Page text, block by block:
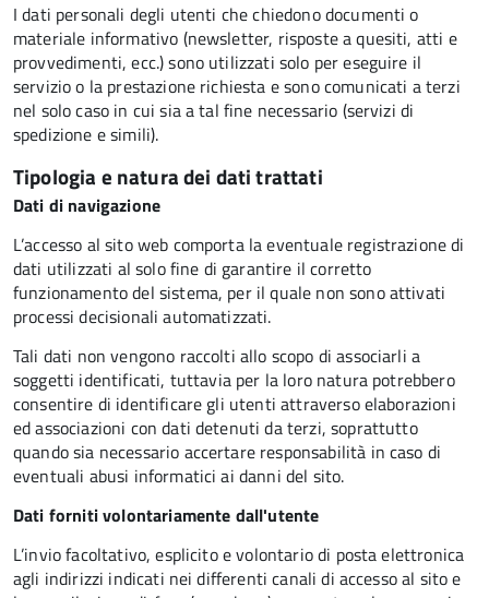
I dati personali degli utenti che chiedono documenti o
materiale informativo (newsletter, risposte a quesiti, atti e
provvedimenti, ecc.) sono utilizzati solo per eseguire il
servizio o la prestazione richiesta e sono comunicati a terzi
nel solo caso in cui sia a tal fine necessario (servizi di
spedizione e simili).
Tipologia e natura dei dati trattati
Dati di navigazione
L’accesso al sito web comporta la eventuale registrazione di
dati utilizzati al solo fine di garantire il corretto
funzionamento del sistema, per il quale non sono attivati
processi decisionali automatizzati.
Tali dati non vengono raccolti allo scopo di associarli a
soggetti identificati, tuttavia per la loro natura potrebbero
consentire di identificare gli utenti attraverso elaborazioni
ed associazioni con dati detenuti da terzi, soprattutto
quando sia necessario accertare responsabilità in caso di
eventuali abusi informatici ai danni del sito.
Dati forniti volontariamente dall'utente
L’invio facoltativo, esplicito e volontario di posta elettronica
agli indirizzi indicati nei differenti canali di accesso al sito e